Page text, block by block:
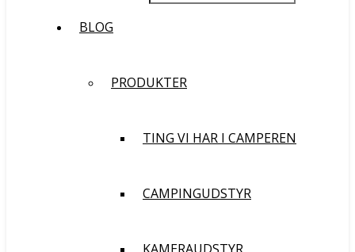
BLOG
PRODUKTER
TING VI HAR I CAMPEREN
CAMPINGUDSTYR